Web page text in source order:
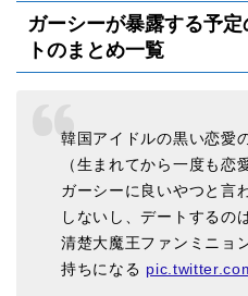
ガーシーが暴露する予
トのまとめ一覧
韓国アイドルの黒い恋愛
（生まれてから一度も恋
ガーシーに良いやつと言
しないし、デートするの
清楚大魔王ファンミニョ
持ちになる